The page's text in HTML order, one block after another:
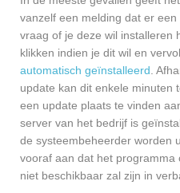
vanzelf een melding dat er
vraag of je deze wil installeren
klikken indien je dit wil en
automatisch geïnstalleerd.
update kan dit enkele minuten
een update plaats te vinden
server van het bedrijf is
de systeembeheerder worden
vooraf aan dat het
niet beschikbaar zal zijn in